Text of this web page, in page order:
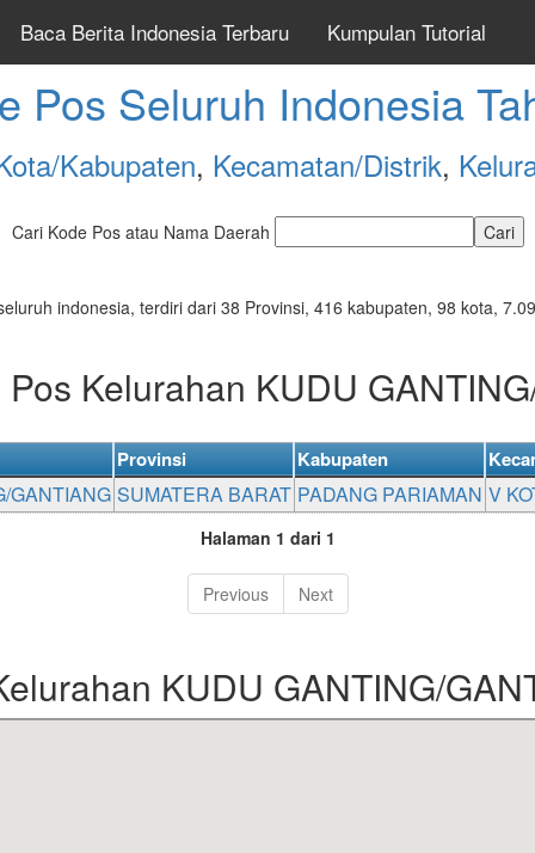
Baca Berita Indonesia Terbaru Kumpulan Tutorial
Pos Seluruh Indonesia
Kabupaten, Kecamatan/Distrik,
Cari Kode Pos atau Nama Daerah
indonesia, terdiri dari 38 Provinsi, 416 kabupaten, 98 kota,
Kelurahan KUDU
Provinsi Kabupaten
GANTIANG SUMATERA BARAT PADANG PARIAMAN V
Halaman 1 dari 1
Previous Next
KUDU GANTING/